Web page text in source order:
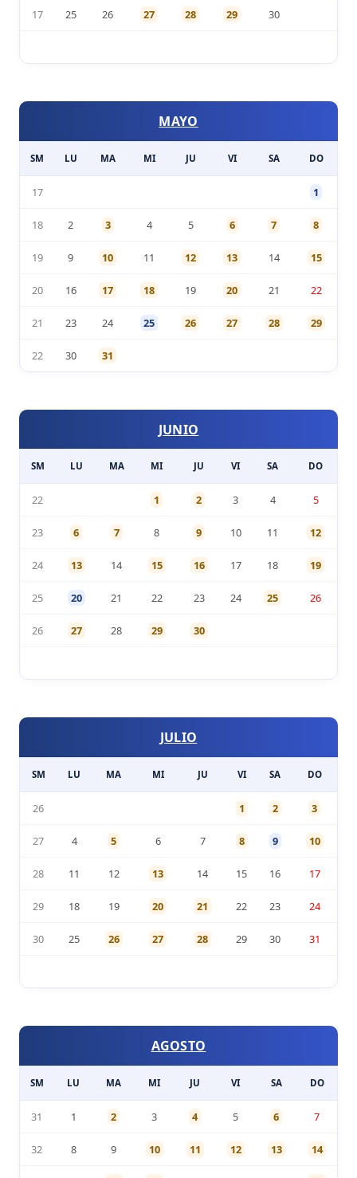
17 25 26 27 28 29 30
MAYO
SM LU MA MI JU VI SA DO
17 1
18 2 3 4 5 6 7 8
19 9 10 11 12 13 14 15
20 16 17 18 19 20 21 22
21 23 24 25 26 27 28 29
22 30 31
JUNIO
SM LU MA MI JU VI SA DO
22 1 2 3 4 5
23 6 7 8 9 10 11 12
24 13 14 15 16 17 18 19
25 20 21 22 23 24 25 26
26 27 28 29 30
JULIO
SM LU MA MI JU VI SA DO
26 1 2 3
27 4 5 6 7 8 9 10
28 11 12 13 14 15 16 17
29 18 19 20 21 22 23 24
30 25 26 27 28 29 30 31
AGOSTO
SM LU MA MI JU VI SA DO
31 1 2 3 4 5 6 7
32 8 9 10 11 12 13 14